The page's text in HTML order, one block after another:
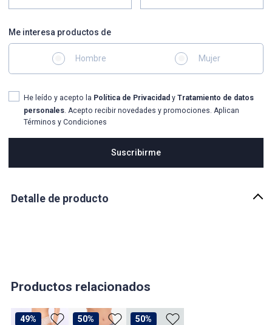
Me interesa productos de
Hombre Mujer
He leído y acepto la Política de Privacidad y Tratamiento de datos
personales. Acepto recibir novedades y promociones. Aplican
Términos y Condiciones
Suscribirme
Detalle de producto
COLOMBIA
BAGUER
Productos relacionados
49% 50% 50%